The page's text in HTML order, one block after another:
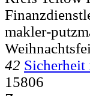
makler-
42
15806